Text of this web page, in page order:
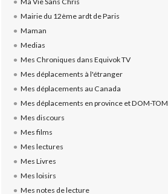
Mairie du 12ème ardt de Paris
Maman
Medias
Mes Chroniques dans Equivok TV
Mes déplacements à l'étranger
Mes déplacements au Canada
Mes déplacements en province et DOM-TOM
Mes discours
Mes films
Mes lectures
Mes Livres
Mes loisirs
Mes notes de lecture